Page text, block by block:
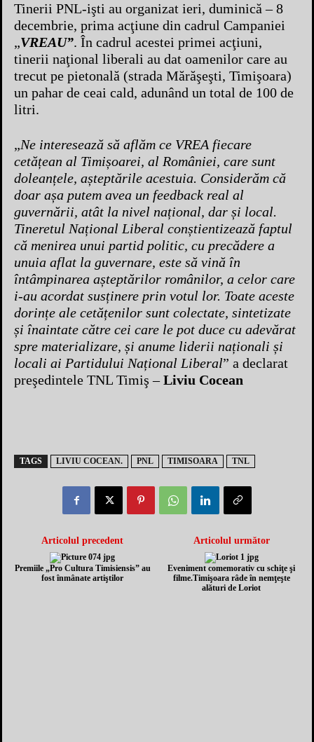
Tinerii PNL-işti au organizat ieri, duminică – 8
decembrie, prima acţiune din cadrul Campaniei
„VREAU”. În cadrul acestei primei acţiuni,
tinerii naţional liberali au dat oamenilor care au
trecut pe pietonală (strada Mărăşeşti, Timişoara)
un pahar de ceai cald, adunând un total de 100 de
litri.
„Ne interesează să aflăm ce VREA fiecare
cetățean al Timișoarei, al României, care sunt
doleanțele, așteptările acestuia. Considerăm că
doar așa putem avea un feedback real al
guvernării, atât la nivel național, dar și local.
Tineretul Național Liberal conștientizează faptul
că menirea unui partid politic, cu precădere a
unuia aflat la guvernare, este să vină în
întâmpinarea așteptărilor românilor, a celor care
i-au acordat susținere prin votul lor. Toate aceste
dorințe ale cetățenilor sunt colectate, sintetizate
și înaintate către cei care le pot duce cu adevărat
spre materializare, și anume liderii naționali și
locali ai Partidului Național Liberal” a declarat
preşedintele TNL Timiş –Liviu Cocean
TAGS LIVIU COCEAN. PNL TIMISOARA TNL
Articolul precedent
Premiile „Pro Cultura Timisiensis” au
fost înmânate artiştilor
Articolul următor
Eveniment comemorativ cu schiţe şi
filme.Timişoara râde în nemţeşte
alături de Loriot